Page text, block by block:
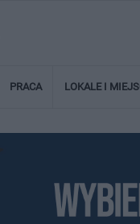
PRACA LOKALE I